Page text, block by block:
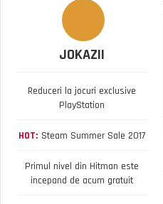
JOKAZII
Reduceri la jocuri exclusive
PlayStation
HOT: Steam Summer Sale 2017
Primul nivel din Hitman este
incepand de acum gratuit